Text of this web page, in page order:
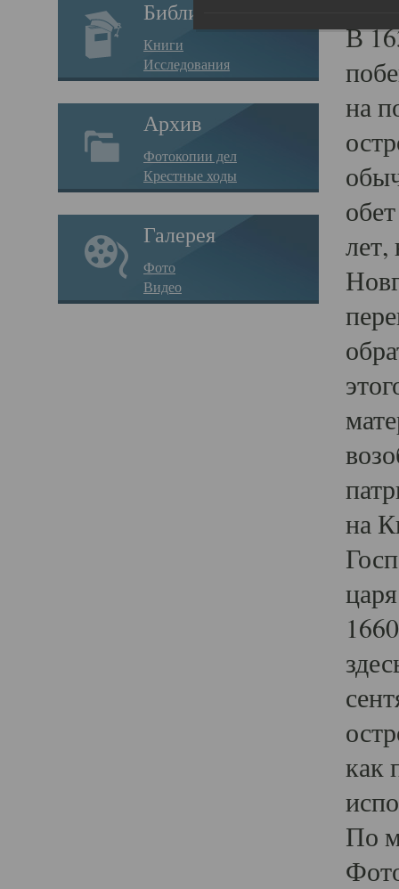
Библиотека
Книги
Исследования
Архив
Фотокопии дел
Крестные ходы
Галерея
Фото
Видео
В
на
на
как
По